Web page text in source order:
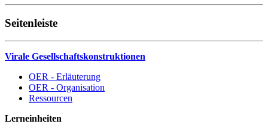
Seitenleiste
Virale Gesellschaftskonstruktionen
OER - Erläuterung
OER - Organisation
Ressourcen
Lerneinheiten